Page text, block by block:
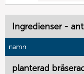
Ingredienser -
namn
planterad